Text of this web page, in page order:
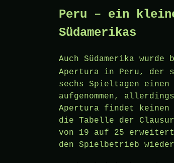
Peru – ein
Südamerikas
Auch Südamerika
Apertura in Peru, der
sechs Spieltagen
aufgenommen,
Apertura findet keinen
die Tabelle der
von 19 auf 25
den Spielbetrieb